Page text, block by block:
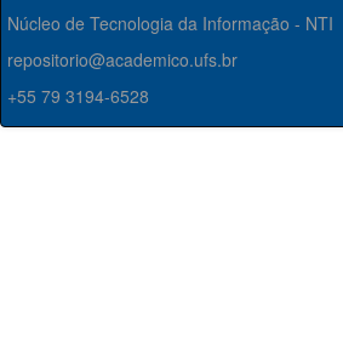
Núcleo de Tecnologia da Informação - NTI
repositorio@academico.ufs.br
+55 79 3194-6528